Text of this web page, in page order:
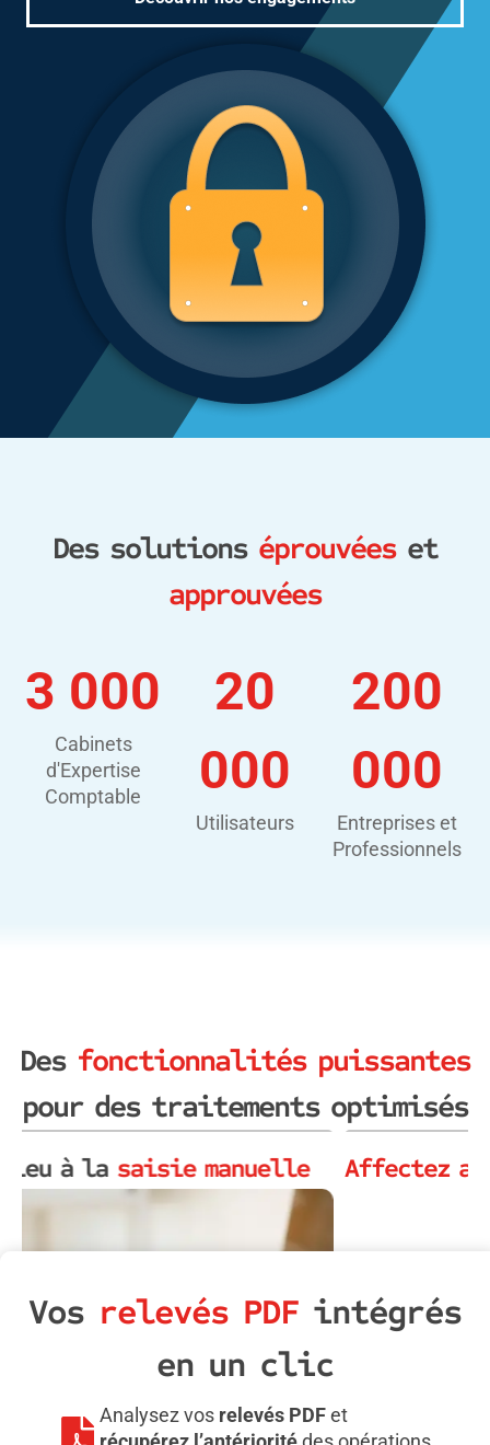
Des solutions éprouvéeset
approuvées
Cabinets
d'Expertise
Comptable
3 000
Utilisateurs
20
000
Entreprises et
Professionnels
200
000
Des fonctionnalités puissantes
pour des traitements optimisés
Affectez automatiquement
vos lignes
d'opération
Vos relevés PDF intégrés
en un clic
Analysez vos relevés PDFet